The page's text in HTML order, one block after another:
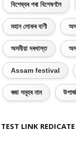
বিশেষ্যৰ পৰা বিশেষণলৈ
মহান লোকৰ বাণী
অসমীয়া দৰখাস্ত
Assam festival
ৰজা সমূহৰ নাম
TEST LINK REDICATE